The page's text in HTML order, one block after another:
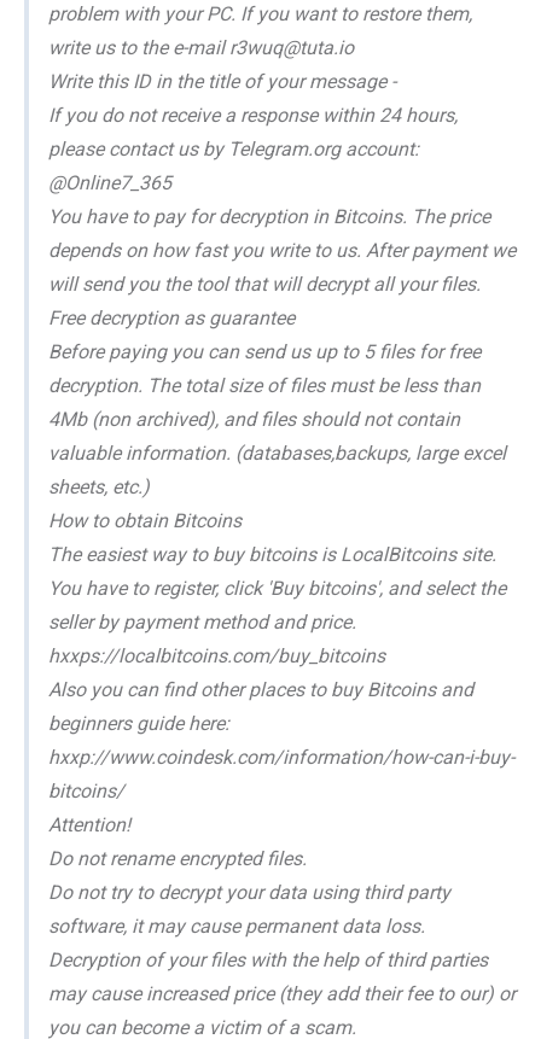
problem with your PC. If you want to restore them,
write us to the e-mail r3wuq@tuta.io
Write this ID in the title of your message -
If you do not receive a response within 24 hours,
please contact us by Telegram.org account:
@Online7_365
You have to pay for decryption in Bitcoins. The price
depends on how fast you write to us. After payment we
will send you the tool that will decrypt all your files.
Free decryption as guarantee
Before paying you can send us up to 5 files for free
decryption. The total size of files must be less than
4Mb (non archived), and files should not contain
valuable information. (databases,backups, large excel
sheets, etc.)
How to obtain Bitcoins
The easiest way to buy bitcoins is LocalBitcoins site.
You have to register, click 'Buy bitcoins', and select the
seller by payment method and price.
hxxps://localbitcoins.com/buy_bitcoins
Also you can find other places to buy Bitcoins and
beginners guide here:
hxxp://www.coindesk.com/information/how-can-i-buy-
bitcoins/
Attention!
Do not rename encrypted files.
Do not try to decrypt your data using third party
software, it may cause permanent data loss.
Decryption of your files with the help of third parties
may cause increased price (they add their fee to our) or
you can become a victim of a scam.